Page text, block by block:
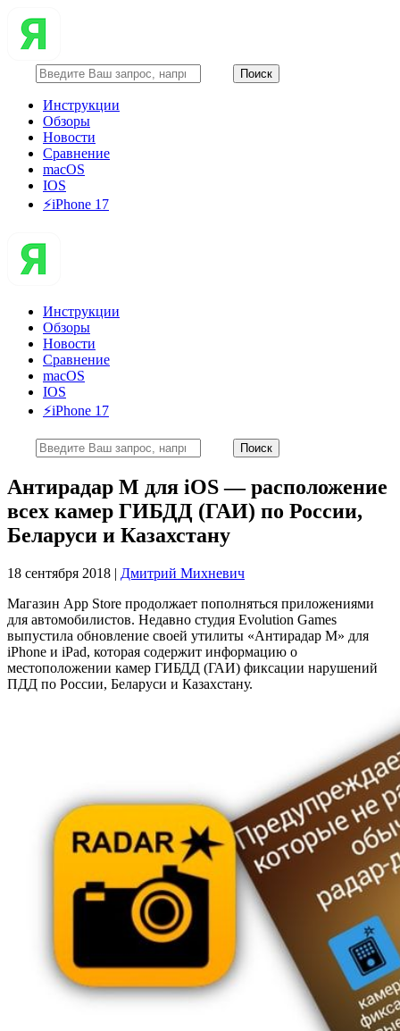
Инструкции
Обзоры
Новости
Сравнение
macOS
IOS
⚡️iPhone 17
Инструкции
Обзоры
Новости
Сравнение
macOS
IOS
⚡️iPhone 17
Антирадар М для iOS — расположение
всех камер ГИБДД (ГАИ) по России,
Беларуси и Казахстану
18 сентября 2018 | Дмитрий Михневич
Магазин App Store продолжает пополняться приложениями
для автомобилистов. Недавно студия Evolution Games
выпустила обновление своей утилиты «Антирадар М» для
iPhone и iPad, которая содержит информацию о
местоположении камер ГИБДД (ГАИ) фиксации нарушений
ПДД по России, Беларуси и Казахстану.